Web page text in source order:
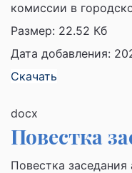
комиссии в
Размер: 22.52 Кб
Дата добавления:
Скачать
docx
Повестка
Повестка